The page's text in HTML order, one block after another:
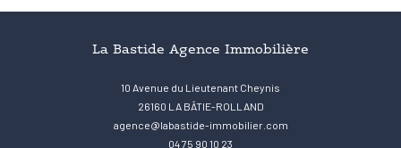
La Bastide Agence Immobilière
04 75 90 10 23
agence@labastide-immobilier.com
10 Avenue du Lieutenant Cheynis
26160
LA BÂTIE-ROLLAND